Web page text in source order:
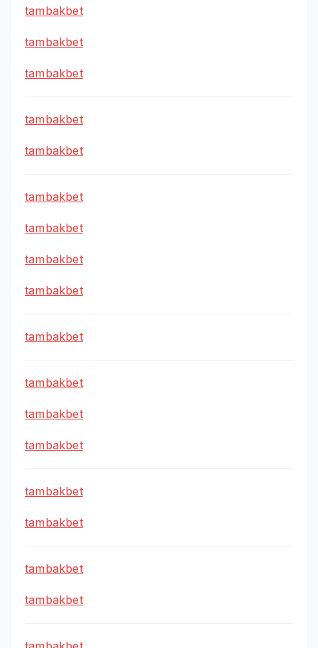
tambakbet
tambakbet
tambakbet
tambakbet
tambakbet
tambakbet
tambakbet
tambakbet
tambakbet
tambakbet
tambakbet
tambakbet
tambakbet
tambakbet
tambakbet
tambakbet
tambakbet